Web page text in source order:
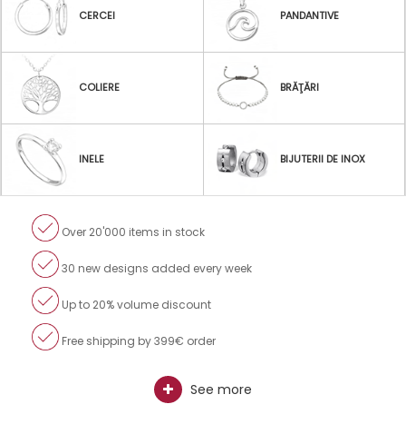
CERCEI PANDANTIVE
COLIERE BRĂŢĂRI
INELE BIJUTERII DE INOX
Over 20'000 items in stock
30 new designs added every week
Up to 20% volume discount
Free shipping by 399€ order
See more